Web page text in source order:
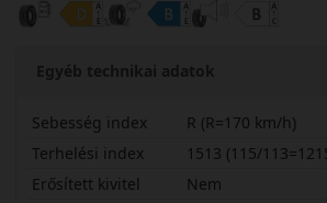
Egyéb technikai adatok
Sebesség index
R (R=170 km/h)
Terhelési index
1513 (115/
Erősített kivitel
Nem